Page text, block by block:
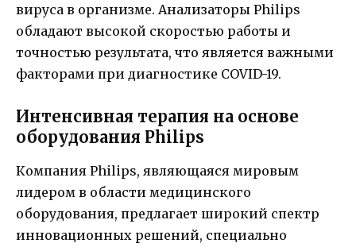
вируса в организме. Анализаторы Philips
обладают высокой скоростью работы и
точностью результата, что является важными
факторами при диагностике COVID-19.
Интенсивная терапия на основе
оборудования Philips
Компания Philips, являющаяся мировым
лидером в области медицинского
оборудования, предлагает широкий спектр
инновационных решений, специально